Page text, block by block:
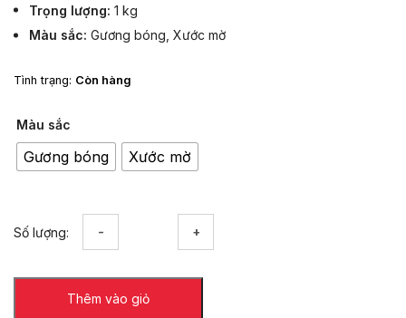
đến
Trọng lượng 1 kg
Màu sắc Gương bóng Xước mờ
Tình trạng: Còn hàng
Màu sắc
Gương bóng Xước mờ
Số lượng:
đơn
Y-
Thêm vào giỏ